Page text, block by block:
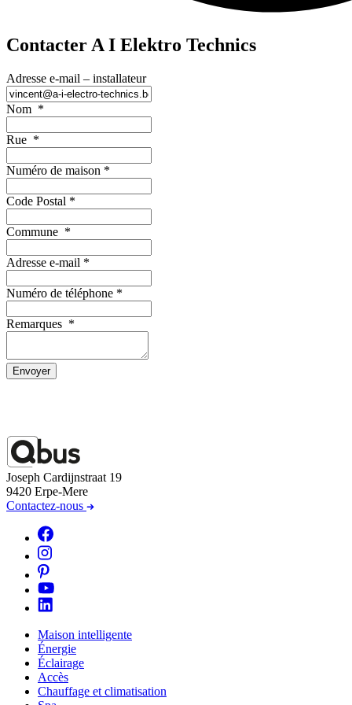
Contacter A I Elektro Technics
Adresse e-mail – installateur
Nom *
Rue *
Numéro de maison *
Code Postal *
Commune *
Adresse e-mail *
Numéro de téléphone *
Remarques *
Envoyer
Joseph Cardijnstraat 19
9420 Erpe-Mere
Contactez-nous
Maison intelligente
Énergie
Éclairage
Accès
Chauffage et climatisation